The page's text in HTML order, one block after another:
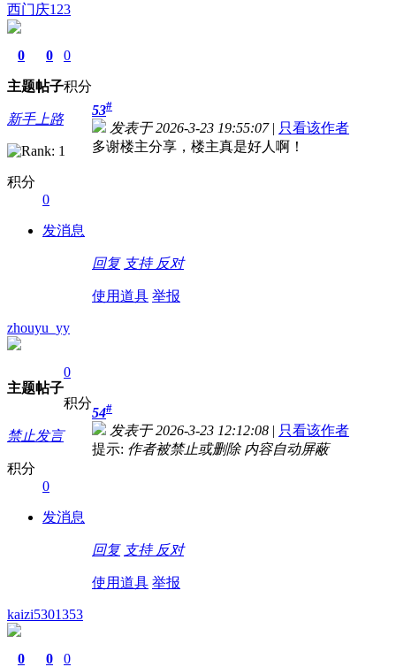
西门庆123
0
主题
0
帖子
0
积分
新手上路
积分
0
发消息
53#
发表于 2026-3-23 19:55:07 | 只看该作者
多谢楼主分享，楼主真是好人啊！
回复 支持 反对
使用道具 举报
zhouyu_yy
主题帖子
0
积分
禁止发言
积分
0
发消息
54#
发表于 2026-3-23 12:12:08 | 只看该作者
提示: 作者被禁止或删除 内容自动屏蔽
回复 支持 反对
使用道具 举报
kaizi5301353
0 0 0